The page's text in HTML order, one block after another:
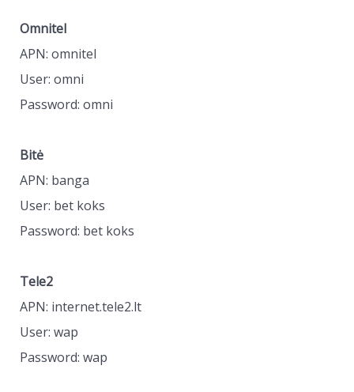
Omnitel
APN: omnitel
User: omni
Password: omni
Bitė
APN: banga
User: bet koks
Password: bet koks
Tele2
APN: internet.tele2.lt
User: wap
Password: wap